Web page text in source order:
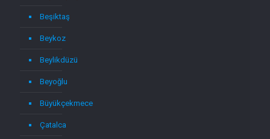
Beşiktaş
Beykoz
Beylikdüzü
Beyoğlu
Büyükçekmece
Çatalca